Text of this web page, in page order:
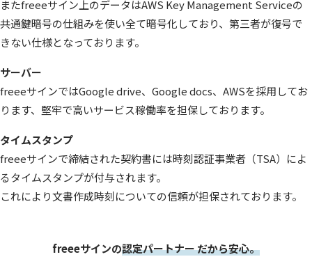
またfreeeサイン上のデータはAWS Key Management Serviceの
共通鍵暗号の仕組みを使い全て暗号化しており、第三者が復号で
きない仕様となっております。
サーバー
freeeサインではGoogle drive、Google docs、AWSを採用してお
ります、堅牢で高いサービス稼働率を担保しております。
タイムスタンプ
freeeサインで締結された契約書には時刻認証事業者（TSA）によ
るタイムスタンプが付与されます。
これにより文書作成時刻についての信頼が担保されております。
freeeサインの認定パートナー だから安心。